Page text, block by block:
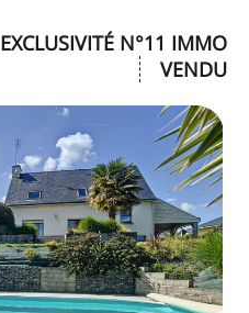
EXCLUSIVITÉ N°11 IMMO
VENDU